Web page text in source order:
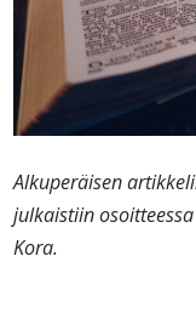
Alkuperäisen
julkaistiin
Kora.